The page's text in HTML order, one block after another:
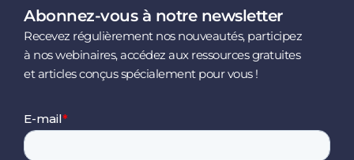
Abonnez-vous à notre newsletter
Recevez régulièrement nos nouveautés, participez
à nos webinaires, accédez aux ressources gratuites
et articles conçus spécialement pour vous !